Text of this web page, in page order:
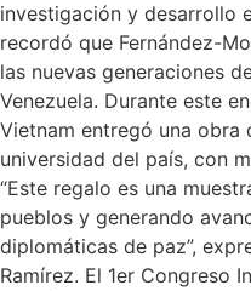
investigación y desarrollo
recordó que Fernández-
las nuevas generaciones
Venezuela. Durante este
Vietnam entregó una obra
universidad del país, con
“Este regalo es una
pueblos y generando
diplomáticas de paz”,
Ramírez. El 1er Congreso